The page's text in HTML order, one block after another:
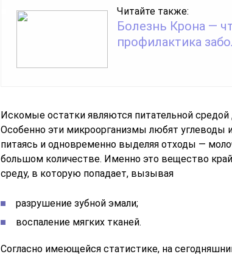
Читайте также:
Болезнь Крона —
профилактика
Искомые остатки являются питательной средой
Особенно эти микроорганизмы любят углеводы
питаясь и одновременно выделяя отходы —
большом количестве. Именно это вещество
среду, в которую попадает, вызывая
разрушение зубной эмали;
воспаление мягких тканей.
Согласно имеющейся статистике, на